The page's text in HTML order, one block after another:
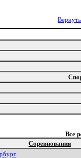
Все
Соревнования